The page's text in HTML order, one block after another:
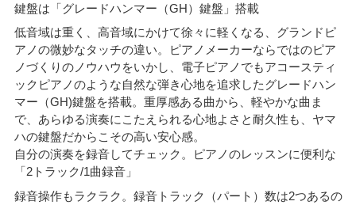
鍵盤は「グレードハンマー（GH）鍵盤」搭載
低音域は重く、高音域にかけて徐々に軽くなる、グランドピ
アノの微妙なタッチの違い。ピアノメーカーならではのピア
ノづくりのノウハウをいかし、電子ピアノでもアコースティ
ックピアノのような自然な弾き心地を追求したグレードハン
マー（GH)鍵盤を搭載。重厚感ある曲から、軽やかな曲ま
で、あらゆる演奏にこたえられる心地よさと耐久性も、ヤマ
ハの鍵盤だからこその高い安心感。
自分の演奏を録音してチェック。ピアノのレッスンに便利な
「2トラック/1曲録音」
録音操作もラクラク。録音トラック（パート）数は2つあるの